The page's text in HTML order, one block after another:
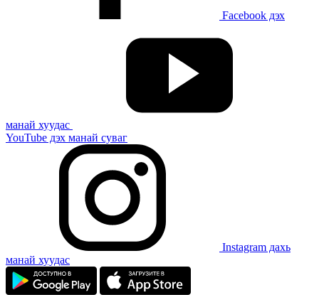
Facebook дэх
манай хуудас
YouTube дэх манай суваг
Instagram дахь
манай хуудас